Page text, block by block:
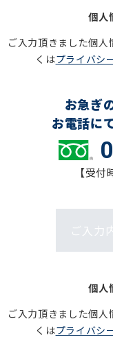
個人
ご入力頂きました個
くはプライバシ
お急ぎ
お電話に
【受
ご入力
個人
ご入力頂きました個
くはプライバシ